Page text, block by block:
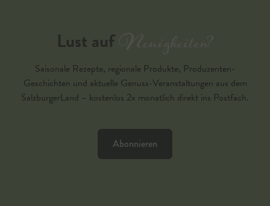
Lust aufNeuigkeiten?
Saisonale Rezepte, regionale Produkte, Produzenten-
Geschichten und aktuelle Genuss-Veranstaltungen aus dem
SalzburgerLand – kostenlos 2x monatlich direkt ins Postfach.
Abonnieren